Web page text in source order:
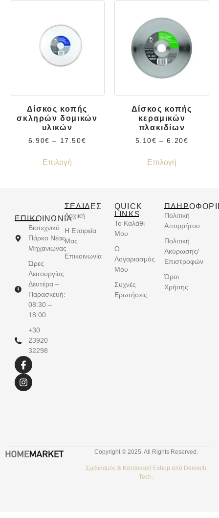
Δίσκος κοπής
σκληρών δομικών
υλικών
6.90€ – 17.50€
Επιλογή
Δίσκος κοπής
κεραμικών
πλακιδίων
5.10€ – 6.20€
Επιλογή
ΕΠΙΚΟΙΝΩΝΊΑ
Βιοτεχνικό
Πάρκο Νέας
Μηχανιώνας
Ώρες
Λειτουργίας
Δευτέρα –
Παρασκευή:
08:30 –
18:00
+30
23920
32298
ΣΕΛΙΔΕΣ
Αρχική
Η Εταιρεία
Μας
Επικοινωνία
QUICK
LINKS
Το Καλάθι
Μου
Ο
Λογαριασμός
Μου
Συχνές
Ερωτήσεις
Πολιτική
Απορρήτου
Πολιτική
Ακύρωσης/
Επιστροφών
Όροι
Χρήσης
Copyright © 2025. All Rights Reserved.
Σχεδιασμός & Κατασκευή Eshop από Demech
Tech.